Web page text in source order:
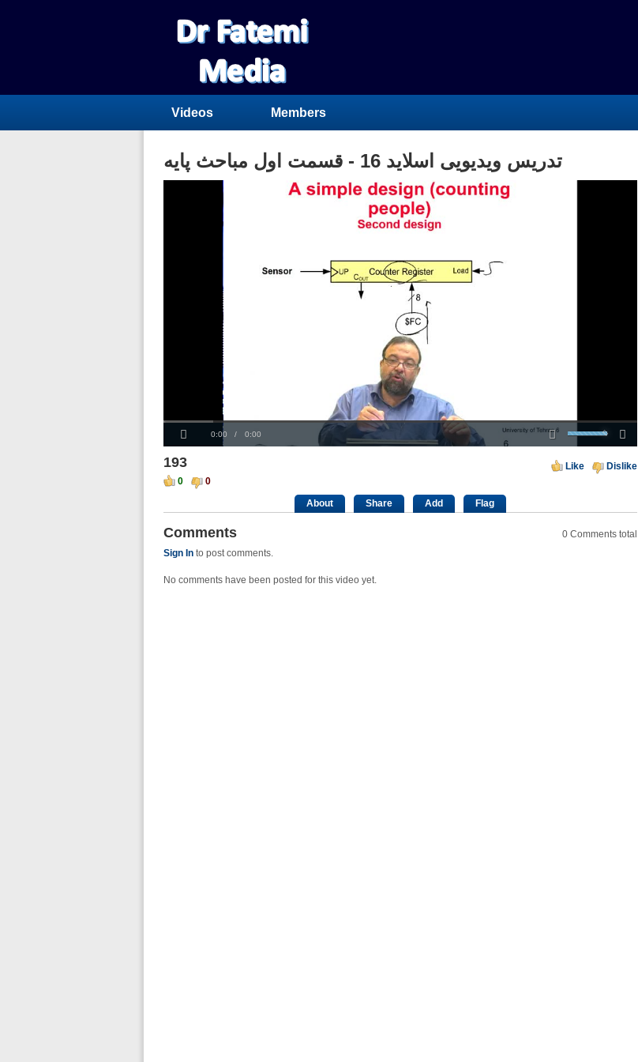
Videos Members
تدریس ویدیویی اسلاید 16 - قسمت اول مباحث پایه
Current
0:00 / Duration
0:00
Loaded: 0%
Progress:
00:00
00:00
Mute
193
0 0
Like Dislike
About Share Add Flag
Comments 0 Comments total
Sign In to post comments.
No comments have been posted for this video yet.